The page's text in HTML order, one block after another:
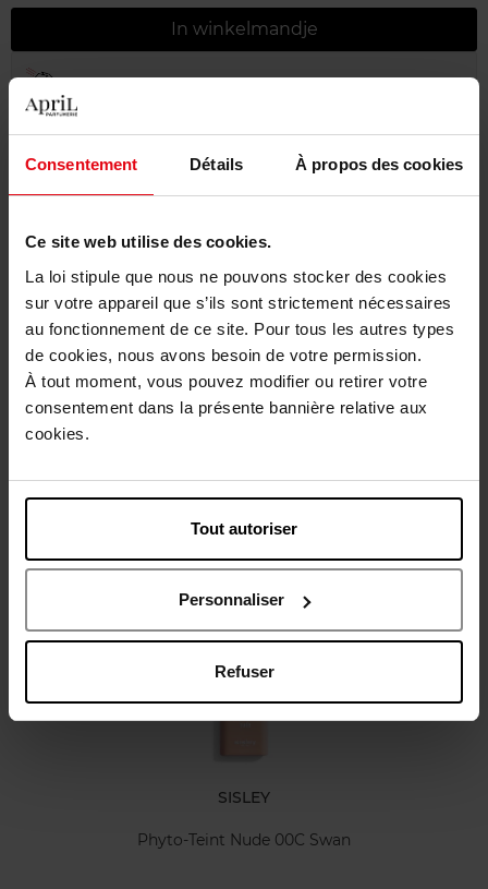
Consentement Détails À propos des cookies
Ce site web utilise des cookies.
La loi stipule que nous ne pouvons stocker des cookies
sur votre appareil que s’ils sont strictement nécessaires
au fonctionnement de ce site. Pour tous les autres types
de cookies, nous avons besoin de votre permission.
À tout moment, vous pouvez modifier ou retirer votre
consentement dans la présente bannière relative aux
cookies.
Tout autoriser
Personnaliser
Refuser
In winkelmandje
Gratis levering bij aankoop van min. 55€
Gratis retour in je winkelpunt
Gratis verpakking
Beschrijving
Gebruiksadvies
Karakteristieken
Beleid inzake klantbeoordelingen
Nog iets vergeten ?
SISLEY
Phyto-Teint Nude 00C Swan